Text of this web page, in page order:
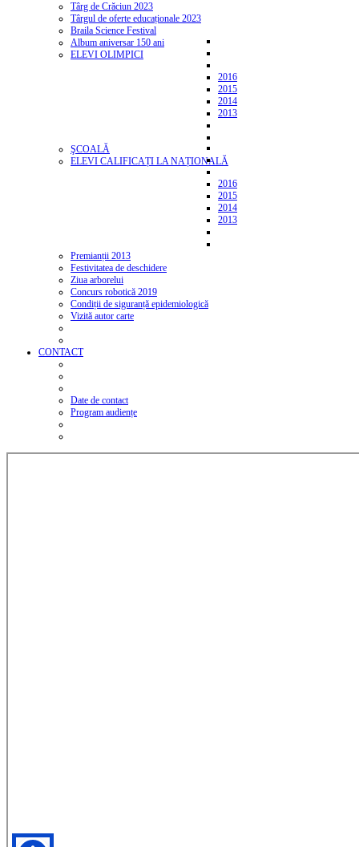
Târg de Crăciun 2023
Târgul de oferte educaționale 2023
Braila Science Festival
Album aniversar 150 ani
ELEVI OLIMPICI
2016
2015
2014
2013
ŞCOALĂ
ELEVI CALIFICAȚI LA NAȚIONALĂ
2016
2015
2014
2013
Premianții 2013
Festivitatea de deschidere
Ziua arborelui
Concurs robotică 2019
Condiții de siguranță epidemiologică
Vizită autor carte
CONTACT
Date de contact
Program audiențe